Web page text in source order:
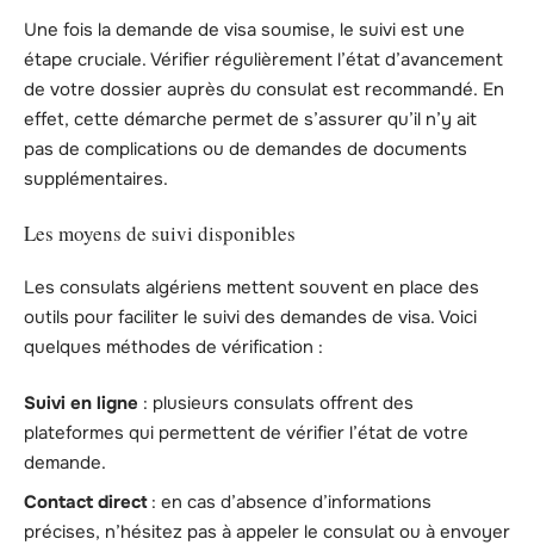
Une fois la demande de visa soumise, le suivi est une
étape cruciale. Vérifier régulièrement l’état d’avancement
de votre dossier auprès du consulat est recommandé. En
effet, cette démarche permet de s’assurer qu’il n’y ait
pas de complications ou de demandes de documents
supplémentaires.
Les moyens de suivi disponibles
Les consulats algériens mettent souvent en place des
outils pour faciliter le suivi des demandes de visa. Voici
quelques méthodes de vérification :
Suivi en ligne : plusieurs consulats offrent des
plateformes qui permettent de vérifier l’état de votre
demande.
Contact direct: en cas d’absence d’informations
précises, n’hésitez pas à appeler le consulat ou à envoyer